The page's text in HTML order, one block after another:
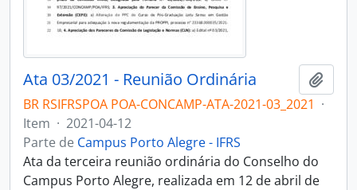
Ata 03/2021 - Reunião Ordinária
BR RSIFRSPOA POA-CONCAMP-ATA-2021-03_2021 ·
Item · 2021-04-12
Parte de Campus Porto Alegre - IFRS
Ata da terceira reunião ordinária do Conselho do
Campus Porto Alegre, realizada em 12 de abril de